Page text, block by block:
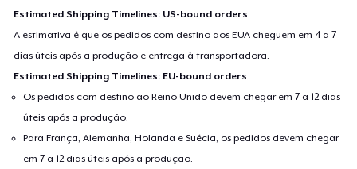
Estimated Shipping Timelines: US-bound orders
A estimativa é que os pedidos com destino aos EUA cheguem em 4 a 7
dias úteis após a produção e entrega à transportadora.
Estimated Shipping Timelines: EU-bound orders
Os pedidos com destino ao Reino Unido devem chegar em 7 a 12 dias
úteis após a produção.
Para França, Alemanha, Holanda e Suécia, os pedidos devem chegar
em 7 a 12 dias úteis após a produção.